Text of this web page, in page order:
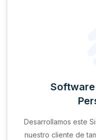
Desarrollamos este
nuestro cliente de